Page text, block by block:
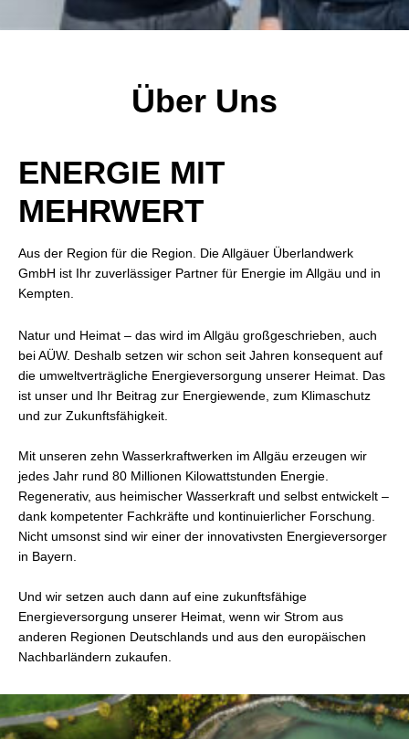
Über Uns
ENERGIE MIT
MEHRWERT
Aus der Region für die Region. Die Allgäuer Überlandwerk
GmbH ist Ihr zuverlässiger Partner für Energie im Allgäu und in
Kempten.
Natur und Heimat – das wird im Allgäu großgeschrieben, auch
bei AÜW. Deshalb setzen wir schon seit Jahren konsequent auf
die umweltverträgliche Energieversorgung unserer Heimat. Das
ist unser und Ihr Beitrag zur Energiewende, zum Klimaschutz
und zur Zukunftsfähigkeit.
Mit unseren zehn Wasserkraftwerken im Allgäu erzeugen wir
jedes Jahr rund 80 Millionen Kilowattstunden Energie.
Regenerativ, aus heimischer Wasserkraft und selbst entwickelt –
dank kompetenter Fachkräfte und kontinuierlicher Forschung.
Nicht umsonst sind wir einer der innovativsten Energieversorger
in Bayern.
Und wir setzen auch dann auf eine zukunftsfähige
Energieversorgung unserer Heimat, wenn wir Strom aus
anderen Regionen Deutschlands und aus den europäischen
Nachbarländern zukaufen.